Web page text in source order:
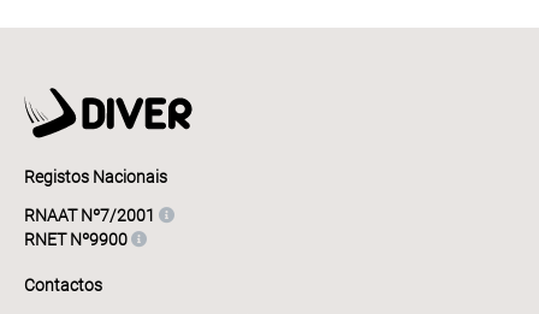
Registos Nacionais
RNAAT Nº7/2001
RNET Nº9900
Contactos